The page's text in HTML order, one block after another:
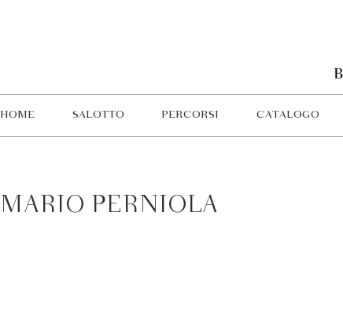
HOME SALOTTO PERCORSI CATALOGO
MARIO PERNIOLA